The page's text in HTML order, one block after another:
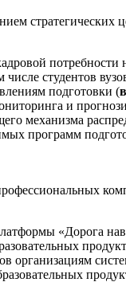
стратегических
числе студентов
подготовки (
и
механизма
программ
«Дорога
организациям